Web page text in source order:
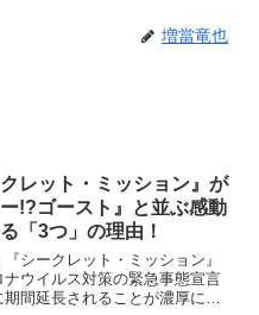
増當竜也
クレット・ミッション』が
ー!?ゴースト』と並ぶ感動
「3つ」の理由！
シークレット・ミッション』
ナウイルス対策の緊急事態宣言
間延長されることが濃厚にな